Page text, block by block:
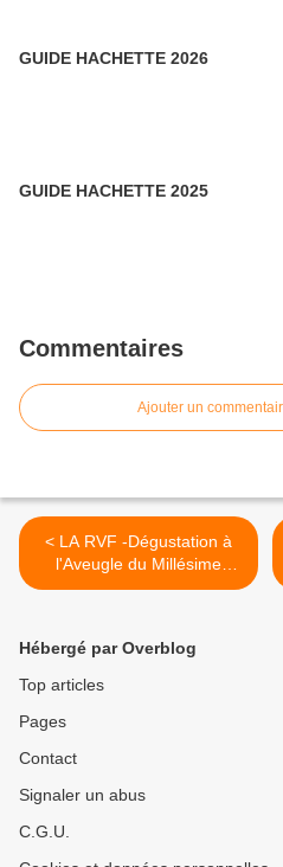
GUIDE HACHETTE 2026
GUIDE HACHETTE 2025
Commentaires
Ajouter un
< LA RVF -Dégustation à
l'Aveugle du Millésime
2018-
Hébergé par Overblog
Top articles
Pages
Contact
Signaler un abus
C.G.U.